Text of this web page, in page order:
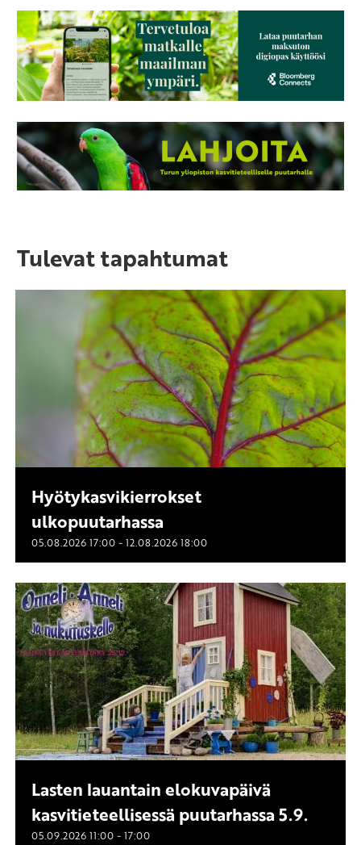
Tulevat tapahtumat
Hyötykasvikierrokset
ulkopuutarhassa
05.08.2026 17:00 - 12.08.2026 18:00
Lasten lauantain elokuvapäivä
kasvitieteellisessä puutarhassa 5.9.
05.09.2026 11:00 - 17:00